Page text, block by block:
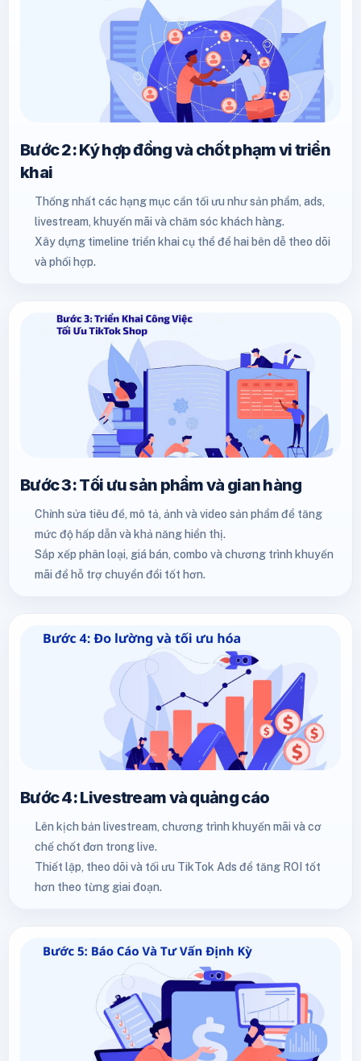
Bước 2: Ký hợp đồng và chốt phạm vi triển
khai
Thống nhất các hạng mục cần tối ưu như sản phẩm, ads,
livestream, khuyến mãi và chăm sóc khách hàng.
Xây dựng timeline triển khai cụ thể để hai bên dễ theo dõi
và phối hợp.
Bước 3: Tối ưu sản phẩm và gian hàng
Chỉnh sửa tiêu đề, mô tả, ảnh và video sản phẩm để tăng
mức độ hấp dẫn và khả năng hiển thị.
Sắp xếp phân loại, giá bán, combo và chương trình khuyến
mãi để hỗ trợ chuyển đổi tốt hơn.
Bước 4: Livestream và quảng cáo
Lên kịch bản livestream, chương trình khuyến mãi và cơ
chế chốt đơn trong live.
Thiết lập, theo dõi và tối ưu TikTok Ads để tăng ROI tốt
hơn theo từng giai đoạn.